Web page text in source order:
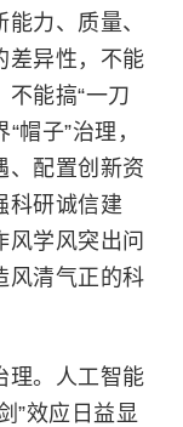
力、质量、
差异性，不能
能搞“一刀
帽子”治理，
、配置创新资
科研诚信建
学风突出问
风清气正的科
。人工智能
”效应日益显